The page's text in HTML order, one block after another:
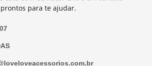
para te ajudar.